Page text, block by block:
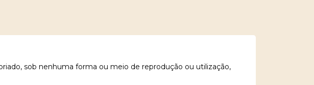
sob nenhuma forma ou meio de reprodução ou utilização,